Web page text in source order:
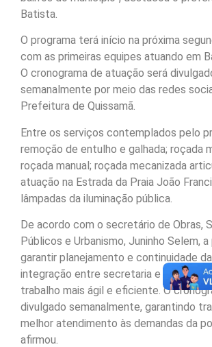
Batista.
O programa terá início na próxima
com as primeiras equipes atuando em
O cronograma de atuação será
semanalmente por meio das redes
Prefeitura de Quissamã.
Entre os serviços contemplados pelo
remoção de entulho e galhada; roçada
roçada manual; roçada mecanizada
atuação na Estrada da Praia João
lâmpadas da iluminação pública.
De acordo com o secretário de Obras,
Públicos e Urbanismo, Juninho Selem,
garantir planejamento e continuidade
integração entre secretaria e empresa
trabalho mais ágil e eficiente. O
divulgado semanalmente, garantindo
melhor atendimento às demandas da
afirmou.